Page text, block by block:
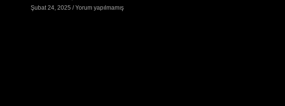
Şubat 24, 2025 Yorum yapılmamış